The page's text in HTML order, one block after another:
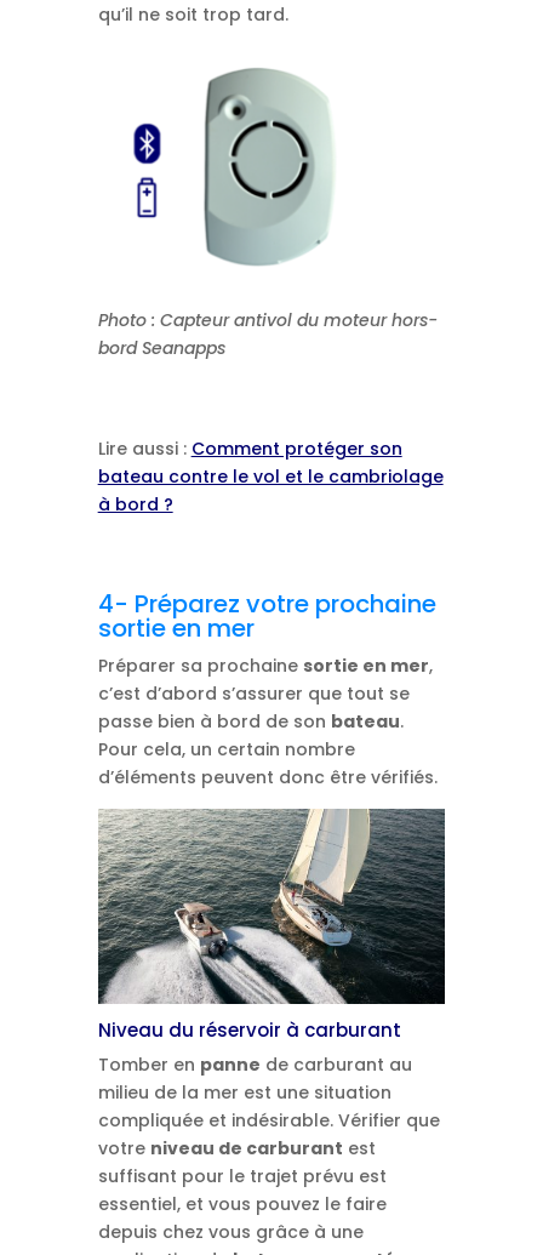
qu’il ne soit trop tard.
Photo : Capteur antivol du moteur hors-
bord Seanapps
Lire aussi : Comment protéger son
bateau contre le vol et le cambriolage
à bord ?
4- Préparez votre prochaine
sortie en mer
Préparer sa prochaine sortie en mer,
c’est d’abord s’assurer que tout se
passe bien à bord de son bateau.
Pour cela, un certain nombre
d’éléments peuvent donc être vérifiés.
Niveau du réservoir à carburant
Tomber en panne de carburant au
milieu de la mer est une situation
compliquée et indésirable. Vérifier que
votre niveau de carburant est
suffisant pour le trajet prévu est
essentiel, et vous pouvez le faire
depuis chez vous grâce à une